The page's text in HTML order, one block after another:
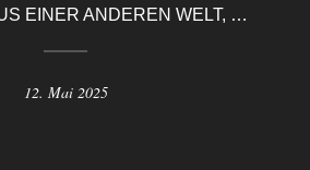
EINER ANDEREN WELT, …
12. Mai 2025